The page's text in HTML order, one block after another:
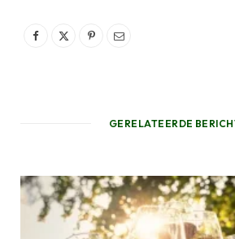
GERELATEERDE